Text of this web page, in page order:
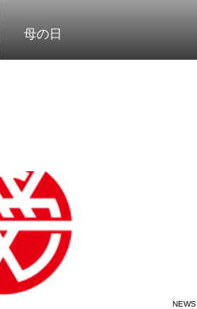
母の日
NEWS